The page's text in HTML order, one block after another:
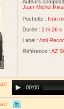
Auteurs
Jean-Michel
Pochette : Non
Durée : 2 m 26 s
Label : Ami
Référence : AZ
Player00:00